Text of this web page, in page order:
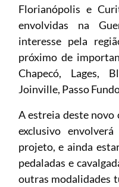
Florianópolis e
envolvidas na
interesse pela
próximo de
Chapecó, Lages,
Joinville, Passo
A estreia deste novo
exclusivo
projeto, e ainda
pedaladas e
outras modalidades